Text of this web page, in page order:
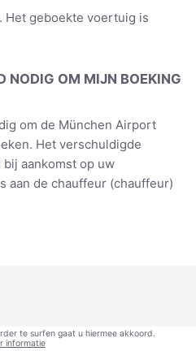
Het geboekte voertuig is
NODIG OM MIJN BOEKING
om de München Airport
Het verschuldigde
aankomst op uw
aan de chauffeur (chauffeur)
te surfen gaat u hiermee akkoord.
informatie